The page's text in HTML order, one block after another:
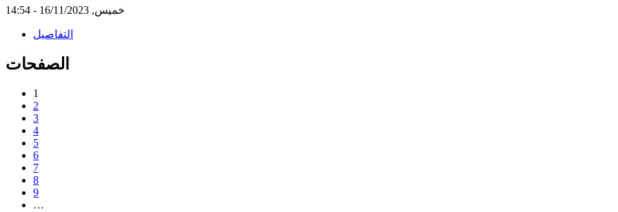
خميس, 16/11/2023 - 14:54
التفاصيل
الصفحات
1
2
3
4
5
6
7
8
9
…